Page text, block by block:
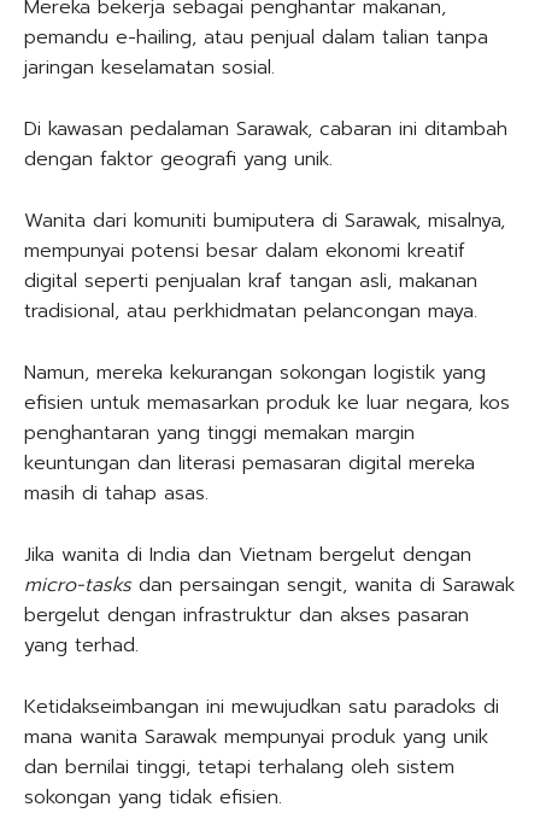
Mereka bekerja sebagai penghantar makanan,
pemandu e-hailing, atau penjual dalam talian tanpa
jaringan keselamatan sosial.
Di kawasan pedalaman Sarawak, cabaran ini ditambah
dengan faktor geografi yang unik.
Wanita dari komuniti bumiputera di Sarawak, misalnya,
mempunyai potensi besar dalam ekonomi kreatif
digital seperti penjualan kraf tangan asli, makanan
tradisional, atau perkhidmatan pelancongan maya.
Namun, mereka kekurangan sokongan logistik yang
efisien untuk memasarkan produk ke luar negara, kos
penghantaran yang tinggi memakan margin
keuntungan dan literasi pemasaran digital mereka
masih di tahap asas.
Jika wanita di India dan Vietnam bergelut dengan
micro-tasks dan persaingan sengit, wanita di Sarawak
bergelut dengan infrastruktur dan akses pasaran
yang terhad.
Ketidakseimbangan ini mewujudkan satu paradoks di
mana wanita Sarawak mempunyai produk yang unik
dan bernilai tinggi, tetapi terhalang oleh sistem
sokongan yang tidak efisien.